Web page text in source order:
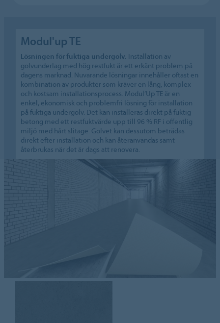
Modul'up TE
Lösningen för fuktiga undergolv. Installation av
golvunderlag med hög restfukt är ett erkänt problem på
dagens marknad. Nuvarande lösningar innehåller oftast en
kombination av produkter som kräver en lång, komplex
och kostsam installationsprocess. Modul’Up TE är en
enkel, ekonomisk och problemfri lösning för installation
på fuktiga undergolv. Det kan installeras direkt på fuktig
betong med ett restfuktvärde upp till 96 % RF i offentlig
miljö med hårt slitage. Golvet kan dessutom beträdas
direkt efter installation och kan återanvändas samt
återbrukas när det är dags att renovera.